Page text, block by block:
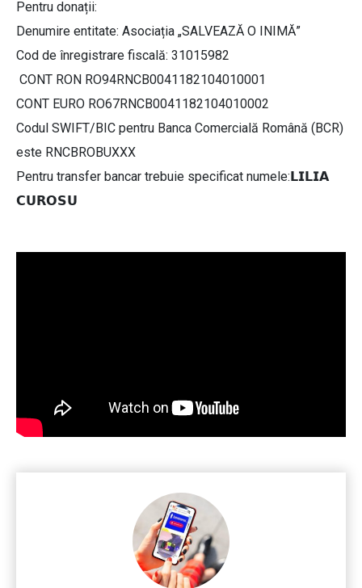
Pentru donații:
Denumire entitate: Asociația „SALVEAZĂ O INIMĂ”
Cod de înregistrare fiscală: 31015982
CONT RON RO94RNCB0041182104010001
CONT EURO RO67RNCB0041182104010002
Codul SWIFT/BIC pentru Banca Comercială Română (BCR)
este RNCBROBUXXX
Pentru transfer bancar trebuie specificat numele:𝗟𝗜𝗟𝗜𝗔
𝗖𝗨𝗥𝗢𝗦𝗨